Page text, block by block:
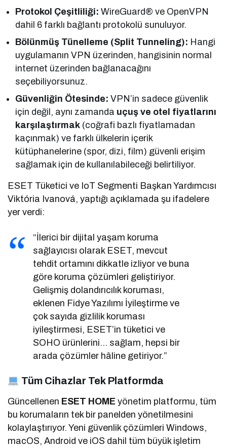
Protokol Çeşitliliği: WireGuard® ve OpenVPN
dahil 6 farklı bağlantı protokolü sunuluyor.
Bölünmüş Tünelleme (Split Tunneling): Hangi
uygulamanın VPN üzerinden, hangisinin normal
internet üzerinden bağlanacağını
seçebiliyorsunuz.
Güvenliğin Ötesinde: VPN’in sadece güvenlik
için değil, aynı zamanda uçuş ve otel fiyatlarını
karşılaştırmak (coğrafi bazlı fiyatlamadan
kaçınmak) ve farklı ülkelerin içerik
kütüphanelerine (spor, dizi, film) güvenli erişim
sağlamak için de kullanılabileceği belirtiliyor.
ESET Tüketici ve IoT Segmenti Başkan Yardımcısı
Viktória Ivanová, yaptığı açıklamada şu ifadelere
yer verdi:
“İlerici bir dijital yaşam koruma
sağlayıcısı olarak ESET, mevcut
tehdit ortamını dikkatle izliyor ve buna
göre koruma çözümleri geliştiriyor.
Gelişmiş dolandırıcılık koruması,
eklenen Fidye Yazılımı İyileştirme ve
çok sayıda gizlilik koruması
iyileştirmesi, ESET’in tüketici ve
SOHO ürünlerini… sağlam, hepsi bir
arada çözümler hâline getiriyor.”
Tüm Cihazlar Tek Platformda
Güncellenen ESET HOME yönetim platformu, tüm
bu korumaların tek bir panelden yönetilmesini
kolaylaştırıyor. Yeni güvenlik çözümleri Windows,
macOS, Android ve iOS dahil tüm büyük işletim